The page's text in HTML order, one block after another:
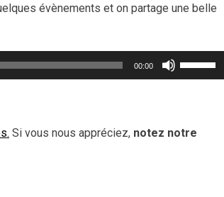
évènements et on partage une belle
00:00
pour
Si vous nous appréciez, notez notre